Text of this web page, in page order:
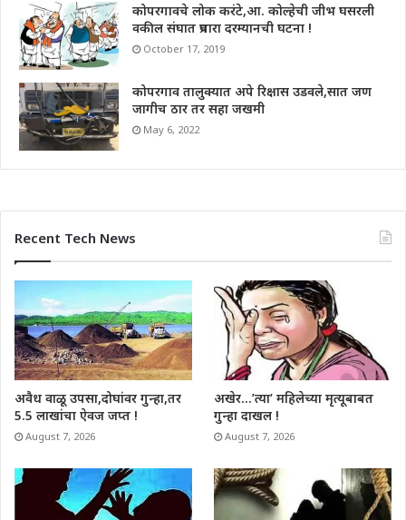
कोपरगावचे लोक करंटे,आ. कोल्हेची जीभ घसरली
वकील संघात प्रचारा दरम्यानची घटना !
October 17, 2019
कोपरगाव तालुक्यात अपे रिक्षास उडवले,सात जण
जागीच ठार तर सहा जखमी
May 6, 2022
Recent Tech News
अवैध वाळू उपसा,दोघांवर गुन्हा,तर
5.5 लाखांचा ऐवज जप्त !
August 7, 2026
अखेर…’त्या’ महिलेच्या मृत्यूबाबत
गुन्हा दाखल !
August 7, 2026